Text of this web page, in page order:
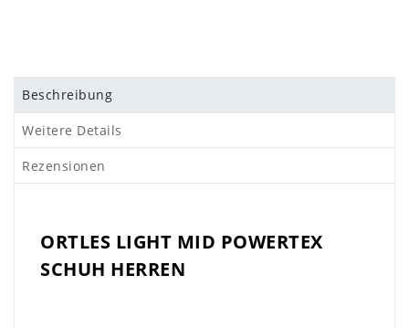
Beschreibung
Weitere Details
Rezensionen
ORTLES LIGHT MID POWERTEX
SCHUH HERREN